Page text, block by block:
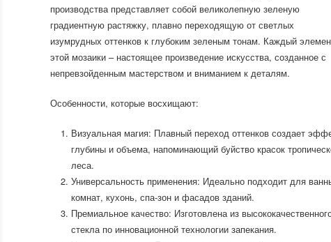
производства представляет собой великолепную зеленую
градиентную растяжку, плавно переходящую от светлых
изумрудных оттенков к глубоким зеленым тонам. Каждый
этой мозаики – настоящее произведение искусства, созданное с
непревзойденным мастерством и вниманием к деталям.
Особенности, которые восхищают:
Визуальная магия: Плавный переход оттенков создает
глубины и объема, напоминающий буйство красок
леса.
Универсальность применения: Идеально подходит для
комнат, кухонь, спа-зон и фасадов зданий.
Премиальное качество: Изготовлена из
стекла по инновационной технологии запекания.